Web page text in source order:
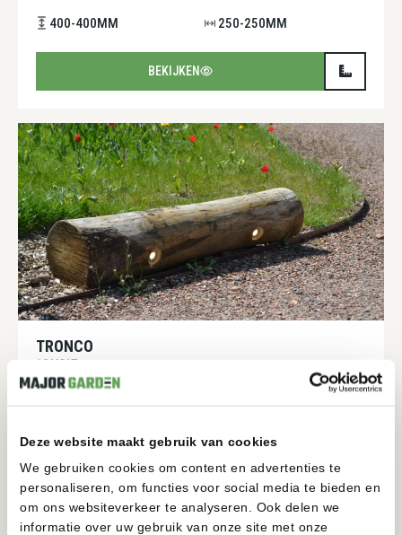
Deze website maakt gebruik van cookies
We gebruiken cookies om content en advertenties te
personaliseren, om functies voor social media te bieden en
om ons websiteverkeer te analyseren. Ook delen we
informatie over uw gebruik van onze site met onze
400-400MM 250-250MM
BEKIJKEN
TRONCO
12 VOLT
BEKIJKEN